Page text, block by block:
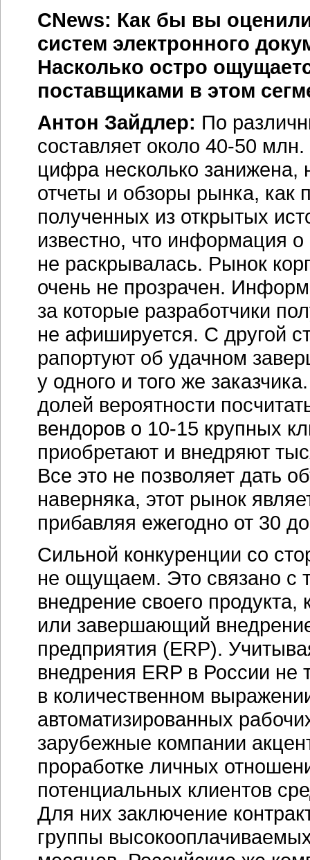
CNews: Как бы вы
систем электронного
Насколько остро
поставщиками в этом
Антон Зайдлер: По
составляет около 40-50 млн.
цифра несколько занижена,
отчеты и обзоры рынка, как
полученных из открытых
известно, что информация
не раскрывалась. Рынок
очень не прозрачен.
за которые разработчики
не афишируется. С другой
рапортуют об удачном
у одного и того же
долей вероятности
вендоров о 10-15 крупных
приобретают и внедряют
Все это не позволяет дать
наверняка, этот рынок
прибавляя ежегодно от 30
Сильной конкуренции со
не ощущаем. Это связано с
внедрение своего продукта,
или завершающий
предприятия (ERP).
внедрения ERP в России
в количественном
автоматизированных
зарубежные компании
проработке личных
потенциальных клиентов
Для них заключение
группы